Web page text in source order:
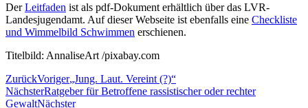
DerLeitfaden ist als pdf-Dokument erhältlich über das LVR-
Landesjugendamt. Auf dieser Webseite ist ebenfalls eine Checkliste
und Wimmelbild Schwimmen erschienen.
Titelbild: AnnaliseArt /pixabay.com
ZurückVoriger„Jung. Laut. Vereint (?)“
NächsterRatgeber für Betroffene rassistischer oder rechter
GewaltNächster